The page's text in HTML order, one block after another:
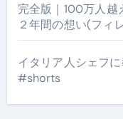
完全版｜100万人越
２年間の想い(フィ
イタリア人シェフ
#shorts